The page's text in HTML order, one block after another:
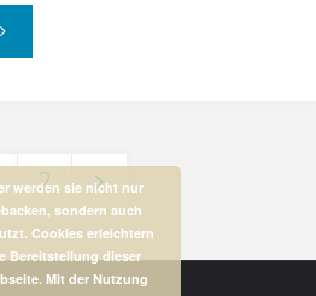
2
werden sie nicht nur
sondern auch
Cookies erleichtern
Bereitstellung dieser
Mit der Nutzung